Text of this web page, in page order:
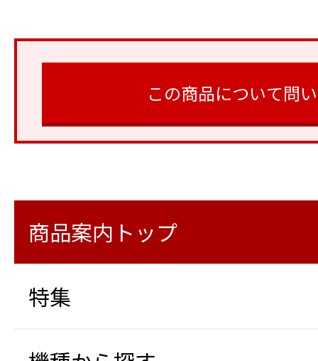
この商品について問
商品案内トップ
特集